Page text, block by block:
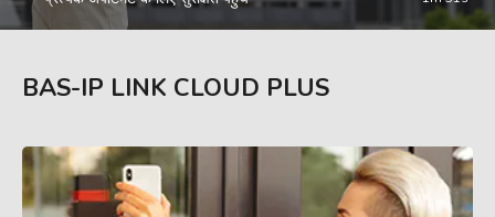
BAS-IP LINK CLOUD PLUS